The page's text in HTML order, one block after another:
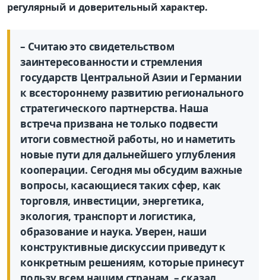
регулярный и доверительный характер.
– Считаю это свидетельством
заинтересованности и стремления
государств Центральной Азии и Германии
к всестороннему развитию регионального
стратегического партнерства. Наша
встреча призвана не только подвести
итоги совместной работы, но и наметить
новые пути для дальнейшего углубления
кооперации. Сегодня мы обсудим важные
вопросы, касающиеся таких сфер, как
торговля, инвестиции, энергетика,
экология, транспорт и логистика,
образование и наука. Уверен, наши
конструктивные дискуссии приведут к
конкретным решениям, которые принесут